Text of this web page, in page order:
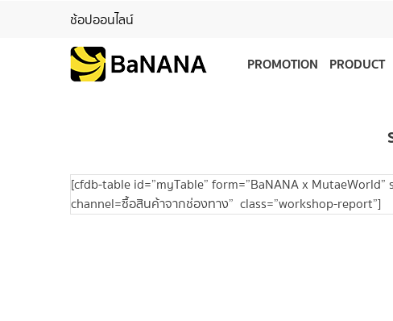
ช้อปออนไลน์
PROMOTION PRODUCT
[cfdb-table id=”myTable” form=”BaNANA x
channel=ซื้อสินค้าจากช่องทาง” class=”workshop-report”]